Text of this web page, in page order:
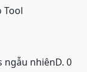
Tool
ngẫu nhiênD. 0